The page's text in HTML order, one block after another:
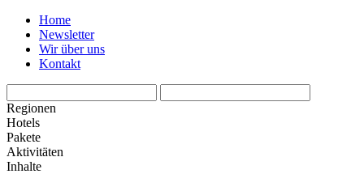
Home
Newsletter
Wir über uns
Kontakt
Regionen
Hotels
Pakete
Aktivitäten
Inhalte